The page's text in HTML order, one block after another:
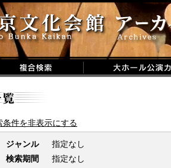
件を非表示にする
ジャンル
指定なし
検索期間
指定なし